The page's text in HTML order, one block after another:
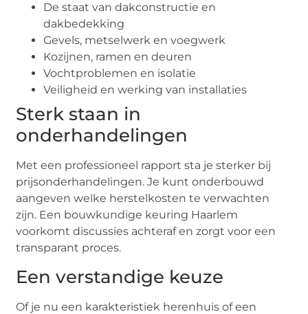
De staat van dakconstructie en
dakbedekking
Gevels, metselwerk en voegwerk
Kozijnen, ramen en deuren
Vochtproblemen en isolatie
Veiligheid en werking van installaties
Sterk staan in
onderhandelingen
Met een professioneel rapport sta je sterker bij
prijsonderhandelingen. Je kunt onderbouwd
aangeven welke herstelkosten te verwachten
zijn. Een bouwkundige keuring Haarlem
voorkomt discussies achteraf en zorgt voor een
transparant proces.
Een verstandige keuze
Of je nu een karakteristiek herenhuis of een